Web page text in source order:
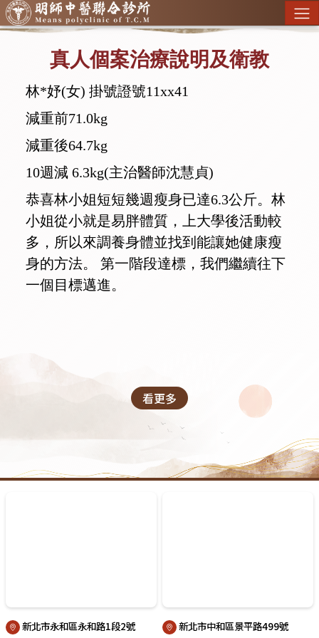
真人個案治療說明及衛教
林*妤(女) 掛號證號11xx41
減重前71.0kg
減重後64.7kg
10週減 6.3kg(主治醫師沈慧貞)
恭喜林小姐短短幾週瘦身已達6.3公斤。林
小姐從小就是易胖體質，上大學後活動較
多，所以來調養身體並找到能讓她健康瘦
身的方法。 第一階段達標，我們繼續往下
一個目標邁進。
看更多
新北市永和區永和路1段2號 新北市中和區景平路499號